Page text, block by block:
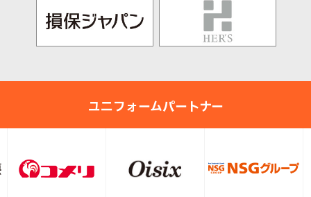
ユニフォームパートナー